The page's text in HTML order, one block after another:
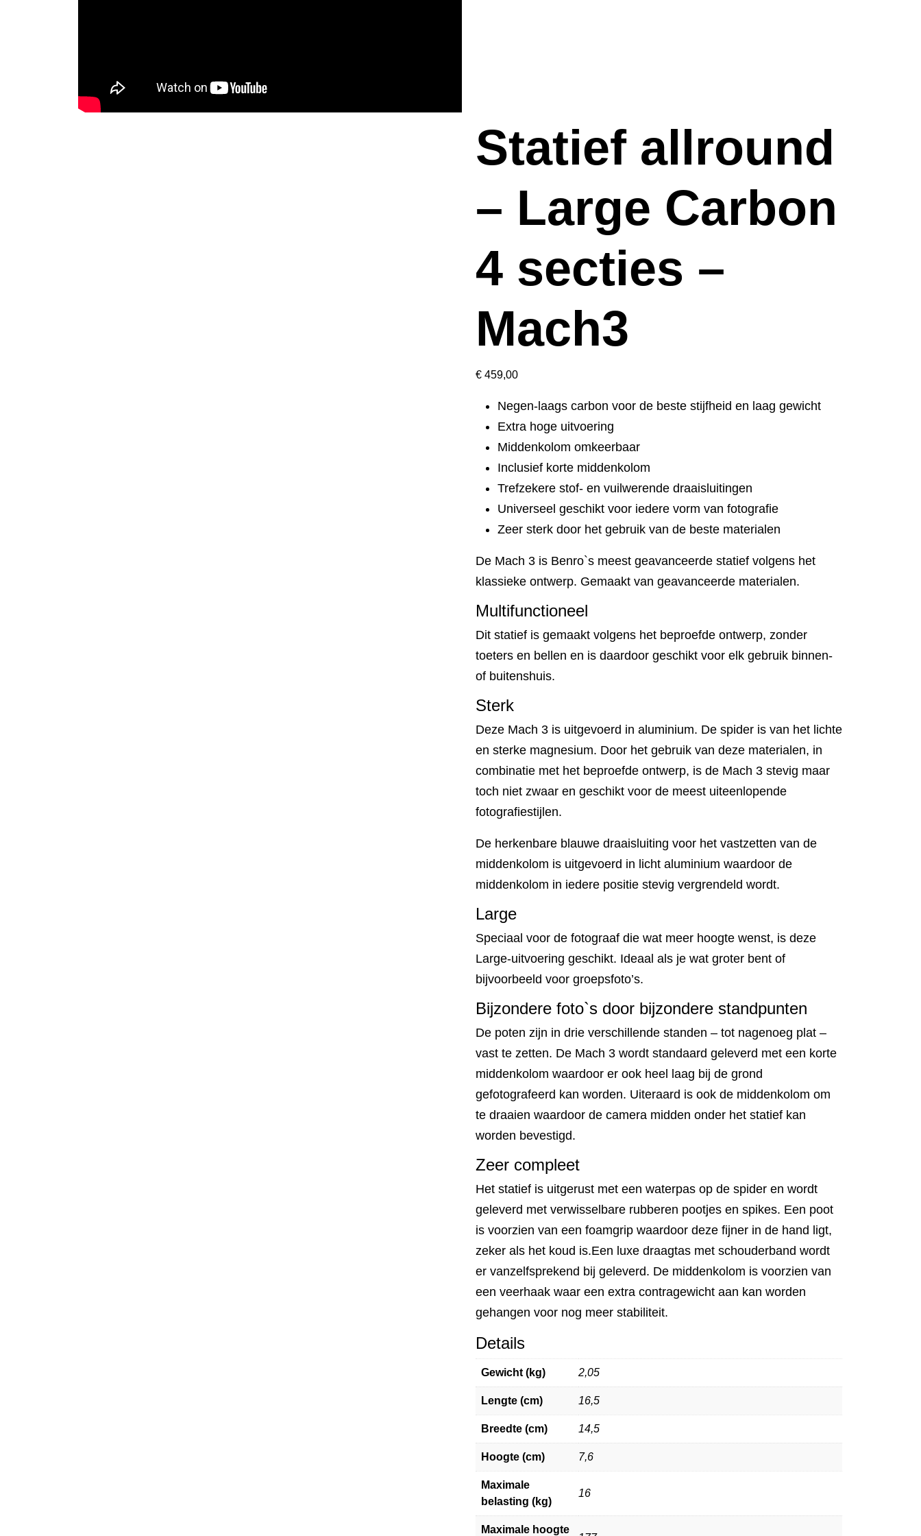
Statief allround
– Large Carbon
4 secties –
Mach3
€ 459,00
Negen-laags carbon voor de beste stijfheid en laag gewicht
Extra hoge uitvoering
Middenkolom omkeerbaar
Inclusief korte middenkolom
Trefzekere stof- en vuilwerende draaisluitingen
Universeel geschikt voor iedere vorm van fotografie
Zeer sterk door het gebruik van de beste materialen
De Mach 3 is Benro`s meest geavanceerde statief volgens het
klassieke ontwerp. Gemaakt van geavanceerde materialen.
Multifunctioneel
Dit statief is gemaakt volgens het beproefde ontwerp, zonder
toeters en bellen en is daardoor geschikt voor elk gebruik binnen-
of buitenshuis.
Sterk
Deze Mach 3 is uitgevoerd in aluminium. De spider is van het lichte
en sterke magnesium. Door het gebruik van deze materialen, in
combinatie met het beproefde ontwerp, is de Mach 3 stevig maar
toch niet zwaar en geschikt voor de meest uiteenlopende
fotografiestijlen.
De herkenbare blauwe draaisluiting voor het vastzetten van de
middenkolom is uitgevoerd in licht aluminium waardoor de
middenkolom in iedere positie stevig vergrendeld wordt.
Large
Speciaal voor de fotograaf die wat meer hoogte wenst, is deze
Large-uitvoering geschikt. Ideaal als je wat groter bent of
bijvoorbeeld voor groepsfoto’s.
Bijzondere foto`s door bijzondere standpunten
De poten zijn in drie verschillende standen – tot nagenoeg plat –
vast te zetten. De Mach 3 wordt standaard geleverd met een korte
middenkolom waardoor er ook heel laag bij de grond
gefotografeerd kan worden. Uiteraard is ook de middenkolom om
te draaien waardoor de camera midden onder het statief kan
worden bevestigd.
Zeer compleet
Het statief is uitgerust met een waterpas op de spider en wordt
geleverd met verwisselbare rubberen pootjes en spikes. Een poot
is voorzien van een foamgrip waardoor deze fijner in de hand ligt,
zeker als het koud is.Een luxe draagtas met schouderband wordt
er vanzelfsprekend bij geleverd. De middenkolom is voorzien van
een veerhaak waar een extra contragewicht aan kan worden
gehangen voor nog meer stabiliteit.
Details
Gewicht (kg) 2,05
Lengte (cm) 16,5
Breedte (cm) 14,5
Hoogte (cm) 7,6
Maximale
belasting (kg)
16
Maximale hoogte